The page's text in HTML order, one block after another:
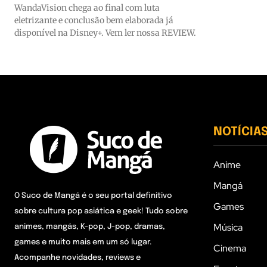
WandaVision chega ao final com luta
eletrizante e conclusão bem elaborada já
disponível na Disney+. Vem ler nossa REVIEW.
O Suco de Mangá é o seu portal definitivo
sobre cultura pop asiática e geek! Tudo sobre
animes, mangás, K-pop, J-pop, dramas,
games e muito mais em um só lugar.
Acompanhe novidades, reviews e
Anime
Mangá
Games
Música
Cinema